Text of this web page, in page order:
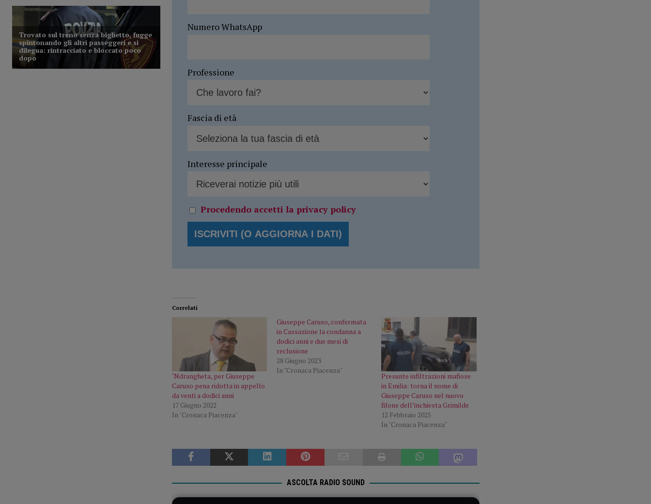
Numero WhatsApp
Professione
Fascia di età
Interesse principale
Procedendo accetti la privacy policy
Correlati
‘Ndrangheta, per Giuseppe
Caruso pena ridotta in appello
da venti a dodici anni
17 Giugno 2022
In "Cronaca Piacenza"
Giuseppe Caruso, confermata
in Cassazione la condanna a
dodici anni e due mesi di
reclusione
28 Giugno 2023
In "Cronaca Piacenza"
Presunte infiltrazioni mafiose
in Emilia: torna il nome di
Giuseppe Caruso nel nuovo
filone dell’inchiesta Grimilde
12 Febbraio 2025
In "Cronaca Piacenza"
ASCOLTA RADIO SOUND